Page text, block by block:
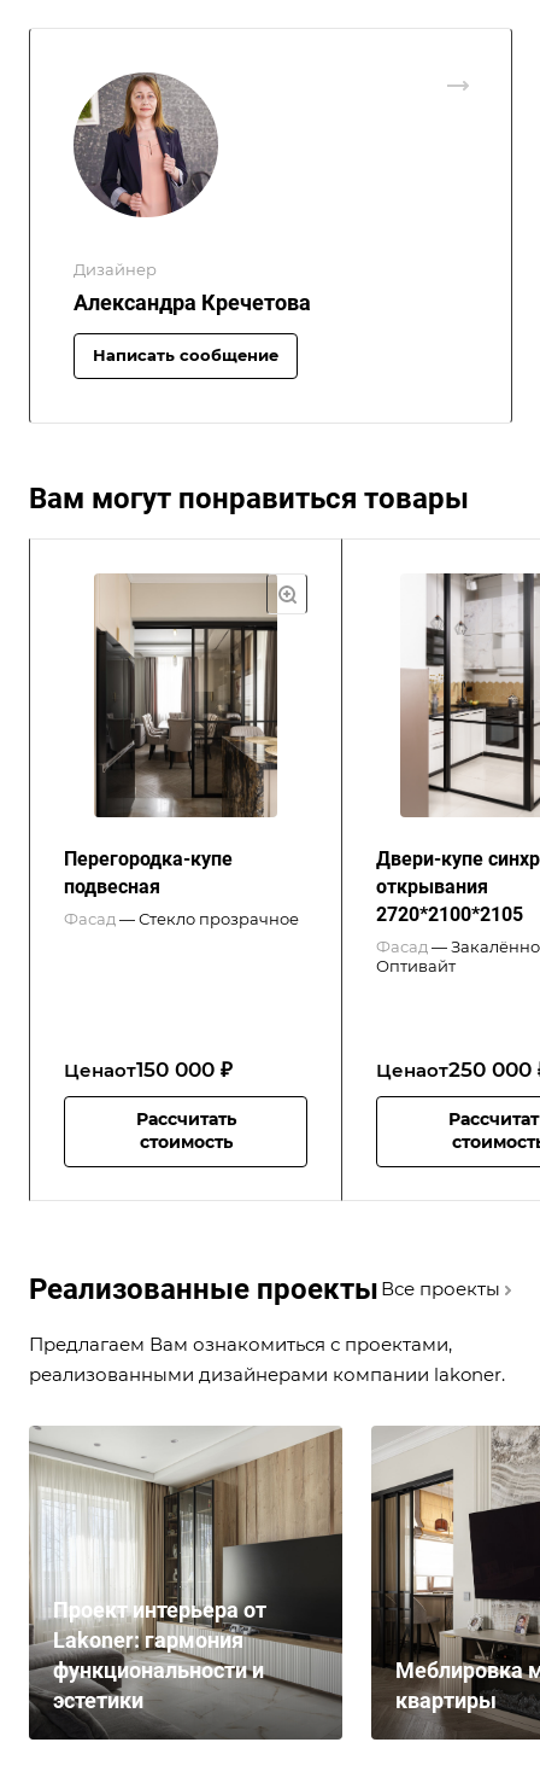
Дизайнер
Александра Кречетова
Написать сообщение
Вам могут понравиться товары
Перегородка-купе
подвесная
Фасад —Стекло прозрачное
Ценаот150 000 ₽
Рассчитать
стоимость
Двери-купе
открывания
2720*2100*2105
Фасад —
Оптивайт
Ценаот250 000
Реализованные проекты Все проекты
Предлагаем Вам ознакомиться с проектами,
реализованными дизайнерами компании lakoner.
Проект интерьера от
Lakoner: гармония
функциональности и
эстетики
Меблировка
квартиры